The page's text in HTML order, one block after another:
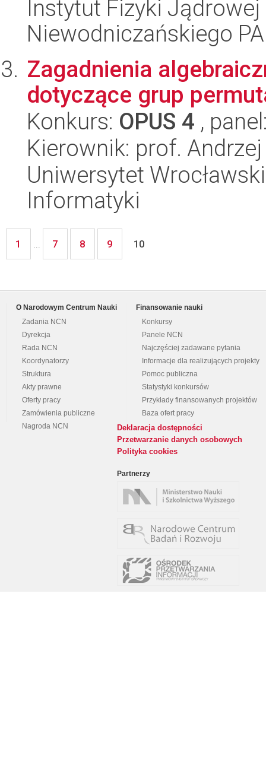
Instytut Fizyki
Niewodniczańskiego
Zagadnienia
dotyczące grup
Konkurs: OPUS 4 ,
Kierownik: prof.
Uniwersytet
Informatyki
1 ... 7 8 9 10
O Narodowym Centrum Nauki
Zadania NCN
Dyrekcja
Rada NCN
Koordynatorzy
Struktura
Akty prawne
Oferty pracy
Zamówienia publiczne
Nagroda NCN
Finansowanie nauki
Konkursy
Panele NCN
Najczęściej zadawane pytania
Informacje dla realizujących projekty
Pomoc publiczna
Statystyki konkursów
Przykłady finansowanych projektów
Baza ofert pracy
Deklaracja dostępności
Przetwarzanie danych osobowych
Polityka cookies
Partnerzy